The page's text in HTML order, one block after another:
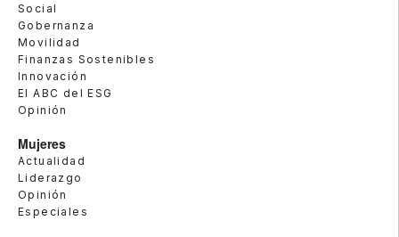
Social
Gobernanza
Movilidad
Finanzas Sostenibles
Innovación
El ABC del ESG
Opinión
Mujeres
Actualidad
Liderazgo
Opinión
Especiales